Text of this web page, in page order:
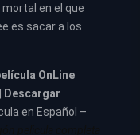
en el que
es sacar a los
OnLine
Descargar
en Español –